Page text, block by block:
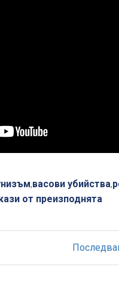
,васови убийства,
от преизподнята